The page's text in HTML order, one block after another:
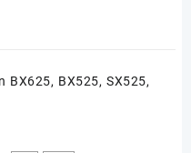
BX625, BX525, SX525,